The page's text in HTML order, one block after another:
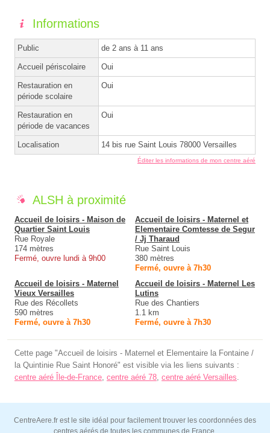
Informations
Public de 2 ans à 11 ans
Accueil périscolaire Oui
Restauration en
période scolaire
Oui
Restauration en
période de vacances
Oui
Localisation 14 bis rue Saint Louis 78000 Versailles
Éditer les informations de mon centre aéré
ALSH à proximité
Accueil de loisirs - Maison de
Quartier Saint Louis
Rue Royale
174 mètres
Fermé, ouvre lundi à 9h00
Accueil de loisirs - Maternel et
Elementaire Comtesse de Segur
/ Jj Tharaud
Rue Saint Louis
380 mètres
Fermé, ouvre à 7h30
Accueil de loisirs - Maternel
Vieux Versailles
Rue des Récollets
590 mètres
Fermé, ouvre à 7h30
Accueil de loisirs - Maternel Les
Lutins
Rue des Chantiers
1.1 km
Fermé, ouvre à 7h30
Cette page "Accueil de loisirs - Maternel et Elementaire la Fontaine /
la Quintinie Rue Saint Honoré" est visible via les liens suivants :
centre aéré Île-de-France, centre aéré 78, centre aéré Versailles.
CentreAere.fr est le site idéal pour facilement trouver les coordonnées des
centres aérés de toutes les communes de France.